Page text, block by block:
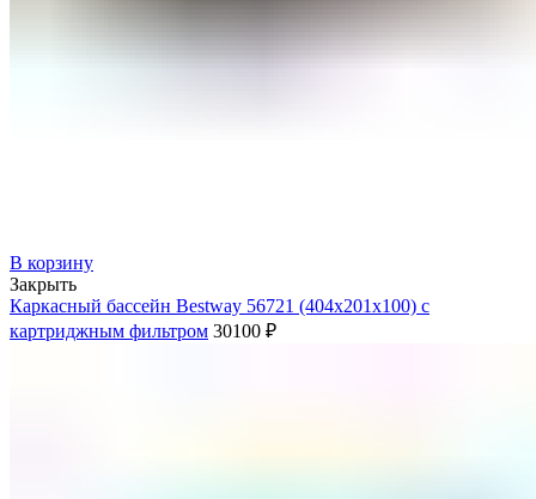
В корзину
Закрыть
Каркасный бассейн Bestway 56721 (404х201х100) с
картриджным фильтром 30100 ₽